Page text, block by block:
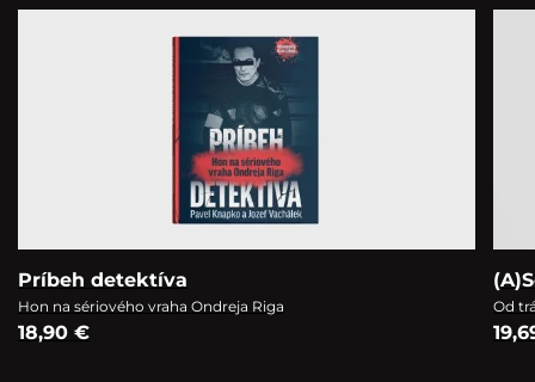
Príbeh detektíva
Hon na sériového vraha Ondreja Riga
18,90 €
Od